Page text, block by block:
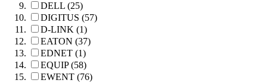
DELL (25)
DIGITUS (57)
D-LINK (1)
EATON (37)
EDNET (1)
EQUIP (58)
EWENT (76)